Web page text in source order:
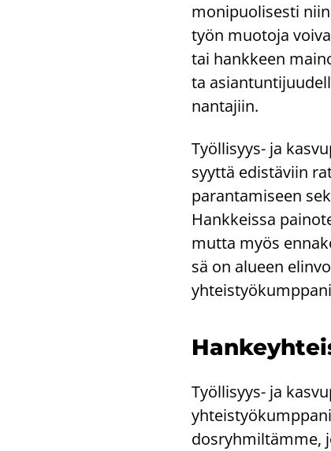
mo­ni­puo­li­ses­ti
työn muo­to­ja
tai hank­keen
ta
nan­ta­jiin.
Työllisyys-​ ja
syyt­tä edis­tä­viin
pa­ran­ta­mi­seen
Hank­keis­sa
mutta myös
sä on alu­een
Työllisyys-​ ja
dos­ryh­mil­täm­me,